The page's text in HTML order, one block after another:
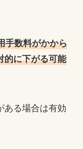
手数料がかから
的に下がる可能
ある場合は有効